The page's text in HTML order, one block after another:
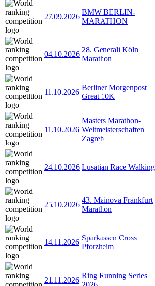
27.09.2026
BMW BERLIN-
MARATHON
04.10.2026
28. Generali Köln
Marathon
11.10.2026
Berliner Morgenpost
Great 10K
11.10.2026
Masters Marathon-
Weltmeisterschaften
Zagreb
24.10.2026 Lusatian Race Walking
25.10.2026
43. Mainova Frankfurt
Marathon
14.11.2026
Sparkassen Cross
Pforzheim
21.11.2026
Ring Running Series
2026